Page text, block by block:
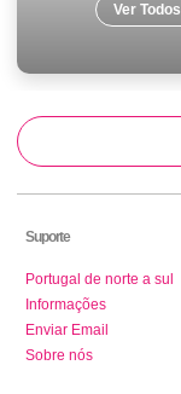
Ver Todos
Suporte
Portugal de norte a sul
Informações
Enviar Email
Sobre nós